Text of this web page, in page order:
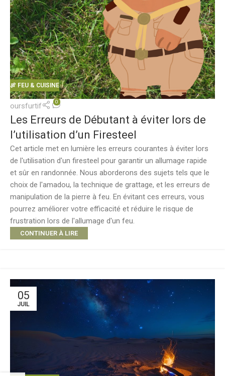
🍖 FEU & CUISINE
oursfurtif 0
Les Erreurs de Débutant à éviter lors de
l’utilisation d’un Firesteel
Cet article met en lumière les erreurs courantes à éviter lors
de l'utilisation d'un firesteel pour garantir un allumage rapide
et sûr en randonnée. Nous aborderons des sujets tels que le
choix de l'amadou, la technique de grattage, et les erreurs de
manipulation de la pierre à feu. En évitant ces erreurs, vous
pourrez améliorer votre efficacité et réduire le risque de
frustration lors de l'allumage d'un feu.
CONTINUER À LIRE
05
JUIL